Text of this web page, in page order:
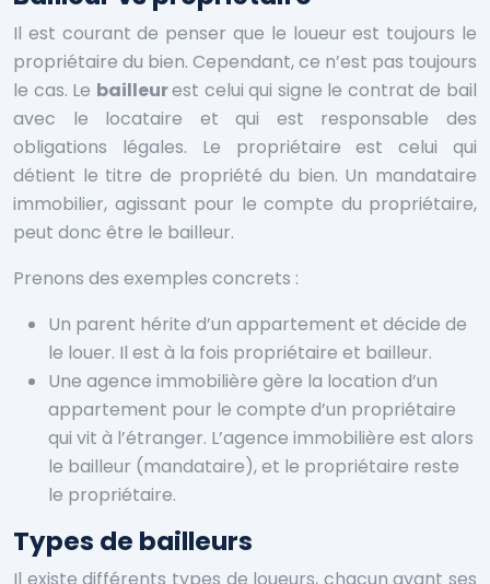
Il est courant de penser que le loueur est toujours le
propriétaire du bien. Cependant, ce n’est pas toujours
le cas. Le bailleurest celui qui signe le contrat de bail
avec le locataire et qui est responsable des
obligations légales. Le propriétaire est celui qui
détient le titre de propriété du bien. Un mandataire
immobilier, agissant pour le compte du propriétaire,
peut donc être le bailleur.
Prenons des exemples concrets :
Un parent hérite d’un appartement et décide de
le louer. Il est à la fois propriétaire et bailleur.
Une agence immobilière gère la location d’un
appartement pour le compte d’un propriétaire
qui vit à l’étranger. L’agence immobilière est alors
le bailleur (mandataire), et le propriétaire reste
le propriétaire.
Types de bailleurs